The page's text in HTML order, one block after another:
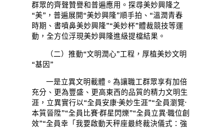
群眾的齊聲贊譽和普遍應用。探尋美妙興隆之
“美”，普遍展開“美妙興隆”順手拍、“溫潤青春
時期、書噴鼻美妙興隆”“美妙杯”體裁競技等運
動，全方位浮現美妙興隆進級提檔結果。
（二）推動“文明潤心”工程，厚植美妙文明
“基因”
一是立異文明載體。為讓職工群眾享有加倍
充分、更為豐盛、更高東西的品質的精力文明生
涯，立異實行以“全員安康·美妙生涯”“全員瀏覽·
本質晉陞”“全員比賽·群星閃爍”“全員立異·職位創
效”“全員幸「我要啟動天秤座最終裁決儀式：強